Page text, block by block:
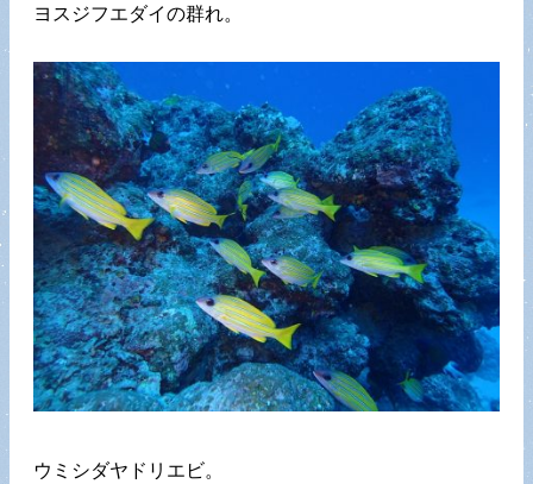
ヨスジフエダイの群れ。
ウミシダヤドリエビ。